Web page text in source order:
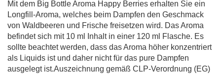
Mit dem Big Bottle Aroma Happy Berries erhalten Sie ein
Longfill-Aroma, welches beim Dampfen den Geschmack
von Waldbeeren und Frische freisetzen wird. Das Aroma
befindet sich mit 10 ml Inhalt in einer 120 ml Flasche. Es
sollte beachtet werden, dass das Aroma höher konzentriert
als Liquids ist und daher nicht für das pure Dampfen
ausgelegt ist.Auszeichnung gemäß CLP-Verordnung (EG)